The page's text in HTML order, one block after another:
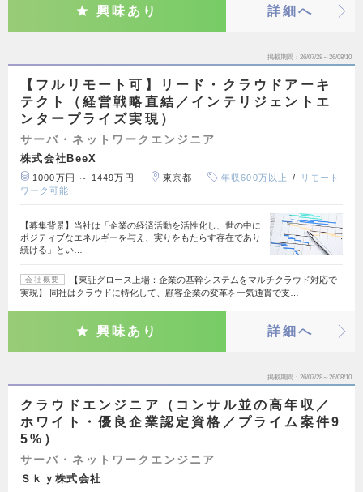
興味あり 詳細へ
掲載期間 26/07/28～26/08/10
【フルリモート可】リード・クラウドアーキ
テクト（経営戦略直結／インテリジェントエ
ンタープライズ実現）
サーバ・ネットワークエンジニア
株式会社BeeX
1000万円 ～ 1449万円 東京都 年収600万以上
リモート
ワーク可能
【募集背景】当社は「企業の経済活動を活性化し、世の中に
ポジティブなエネルギーを与え、実りをもたらす存在であり
続ける」とい…
会社概要
【東証グロース上場：企業の基幹システムをマルチクラウド対応で
実現】 同社はクラウドに特化して、顧客企業の変革を一気通貫で支…
興味あり 詳細へ
掲載期間 26/07/28～26/08/10
クラウドエンジニア（コンサル並の高年収／
ホワイト・優良企業認定資格／プライム案件9
5%）
サーバ・ネットワークエンジニア
Ｓｋｙ株式会社